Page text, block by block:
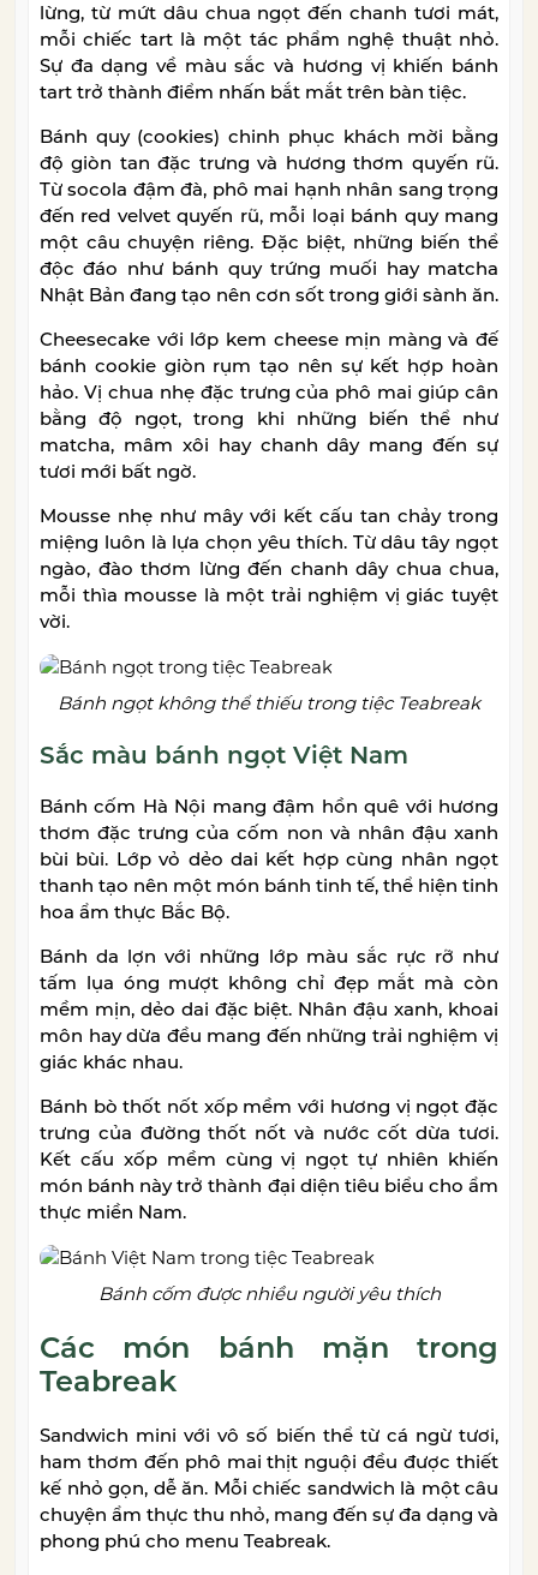
lừng, từ mứt dâu chua ngọt đến chanh tươi mát,
mỗi chiếc tart là một tác phẩm nghệ thuật nhỏ.
Sự đa dạng về màu sắc và hương vị khiến bánh
tart trở thành điểm nhấn bắt mắt trên bàn tiệc.
Bánh quy (cookies) chinh phục khách mời bằng
độ giòn tan đặc trưng và hương thơm quyến rũ.
Từ socola đậm đà, phô mai hạnh nhân sang trọng
đến red velvet quyến rũ, mỗi loại bánh quy mang
một câu chuyện riêng. Đặc biệt, những biến thể
độc đáo như bánh quy trứng muối hay matcha
Nhật Bản đang tạo nên cơn sốt trong giới sành ăn.
Cheesecake với lớp kem cheese mịn màng và đế
bánh cookie giòn rụm tạo nên sự kết hợp hoàn
hảo. Vị chua nhẹ đặc trưng của phô mai giúp cân
bằng độ ngọt, trong khi những biến thể như
matcha, mâm xôi hay chanh dây mang đến sự
tươi mới bất ngờ.
Mousse nhẹ như mây với kết cấu tan chảy trong
miệng luôn là lựa chọn yêu thích. Từ dâu tây ngọt
ngào, đào thơm lừng đến chanh dây chua chua,
mỗi thìa mousse là một trải nghiệm vị giác tuyệt
vời.
Bánh ngọt không thể thiếu trong tiệc Teabreak
Sắc màu bánh ngọt Việt Nam
Bánh cốm Hà Nội mang đậm hồn quê với hương
thơm đặc trưng của cốm non và nhân đậu xanh
bùi bùi. Lớp vỏ dẻo dai kết hợp cùng nhân ngọt
thanh tạo nên một món bánh tinh tế, thể hiện tinh
hoa ẩm thực Bắc Bộ.
Bánh da lợn với những lớp màu sắc rực rỡ như
tấm lụa óng mượt không chỉ đẹp mắt mà còn
mềm mịn, dẻo dai đặc biệt. Nhân đậu xanh, khoai
môn hay dừa đều mang đến những trải nghiệm vị
giác khác nhau.
Bánh bò thốt nốt xốp mềm với hương vị ngọt đặc
trưng của đường thốt nốt và nước cốt dừa tươi.
Kết cấu xốp mềm cùng vị ngọt tự nhiên khiến
món bánh này trở thành đại diện tiêu biểu cho ẩm
thực miền Nam.
Bánh cốm được nhiều người yêu thích
Các món bánh mặn trong
Teabreak
Sandwich mini với vô số biến thể từ cá ngừ tươi,
ham thơm đến phô mai thịt nguội đều được thiết
kế nhỏ gọn, dễ ăn. Mỗi chiếc sandwich là một câu
chuyện ẩm thực thu nhỏ, mang đến sự đa dạng và
phong phú cho menu Teabreak.